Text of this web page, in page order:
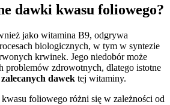
dawki kwasu foliowego?
jako witamina B9, odgrywa
biologicznych, w tym w syntezie
krwinek. Jego niedobór może
problemów zdrowotnych, dlatego istotne
zalecanych dawek tej witaminy.
foliowego różni się w zależności od